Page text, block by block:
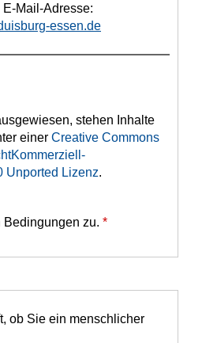
Mail-Adresse:
essen.de
stehen Inhalte
einer Creative Commons
Unported Lizenz.
Bedingungen zu. *
ob Sie ein menschlicher